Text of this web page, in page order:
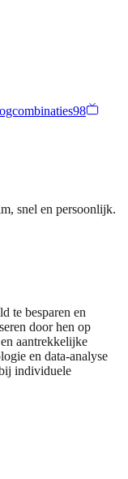
98
snel en persoonlijk.
te besparen en
door hen op
aantrekkelijke
en data-analyse
individuele